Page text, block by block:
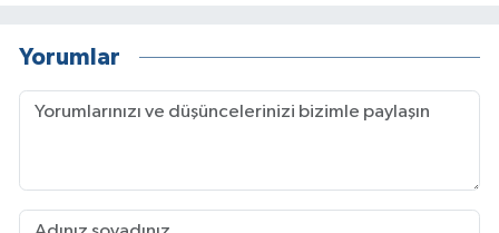
Yorumlar